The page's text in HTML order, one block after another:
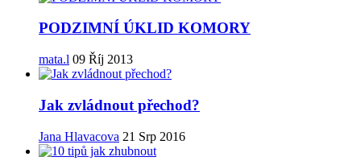
PODZIMNÍ ÚKLID KOMORY
mata.l 09 Říj 2013
Jak zvládnout přechod?
Jana Hlavacova 21 Srp 2016